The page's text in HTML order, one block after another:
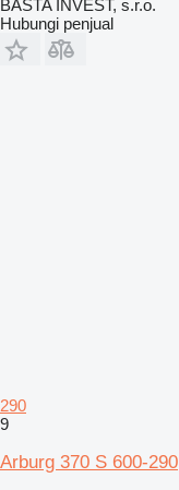
BASTA INVEST, s.r.o.
Hubungi penjual
290
9
Arburg 370 S 600-290